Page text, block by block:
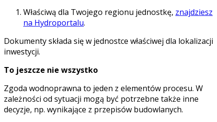
Właściwą dla Twojego regionu jednostkę, znajdziesz
na Hydroportalu.
Dokumenty składa się w jednostce właściwej dla lokalizacji
inwestycji.
To jeszcze nie wszystko
Zgoda wodnoprawna to jeden z elementów procesu. W
zależności od sytuacji mogą być potrzebne także inne
decyzje, np. wynikające z przepisów budowlanych.